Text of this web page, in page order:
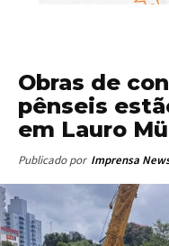
Obras de
pênseis
em Lauro
Publicado por Imprensa